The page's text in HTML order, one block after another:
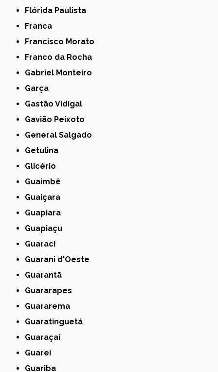
Flórida Paulista
Franca
Francisco Morato
Franco da Rocha
Gabriel Monteiro
Garça
Gastão Vidigal
Gavião Peixoto
General Salgado
Getulina
Glicério
Guaimbê
Guaiçara
Guapiara
Guapiaçu
Guaraci
Guarani d'Oeste
Guarantã
Guararapes
Guararema
Guaratinguetá
Guaraçaí
Guareí
Guariba